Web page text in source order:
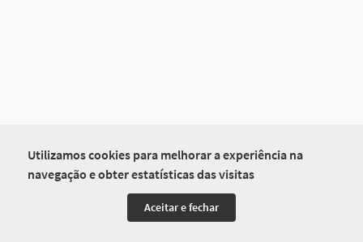
Utilizamos cookies para melhorar a experiência na
navegação e obter estatísticas das visitas
Aceitar e fechar